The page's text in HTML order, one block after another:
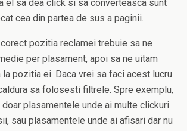
el sa dea click si sa converteasca sunt
cea din partea de sus a paginii.
corect pozitia reclamei trebuie sa ne
per plasament, apoi sa ne uitam
la pozitia ei. Daca vrei sa faci acest lucru
sa folosesti filtrele. Spre exemplu,
plasamentele unde ai multe clickuri
sau plasamentele unde ai afisari dar nu